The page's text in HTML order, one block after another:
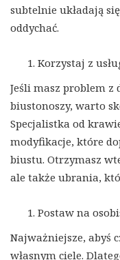
subtelnie układają
oddychać.
Korzystaj z
Jeśli masz problem
biustonoszy, warto
Specjalistka od
modyfikacje, które
biustu. Otrzymasz
ale także ubrania,
Postaw na
Najważniejsze, abyś
własnym ciele.